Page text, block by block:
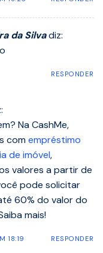
da Silva diz:
RESPONDER
Na CashMe,
comempréstimo
de imóvel,
valores a partir de
pode solicitar
60% do valor do
mais!
18:19 RESPONDER